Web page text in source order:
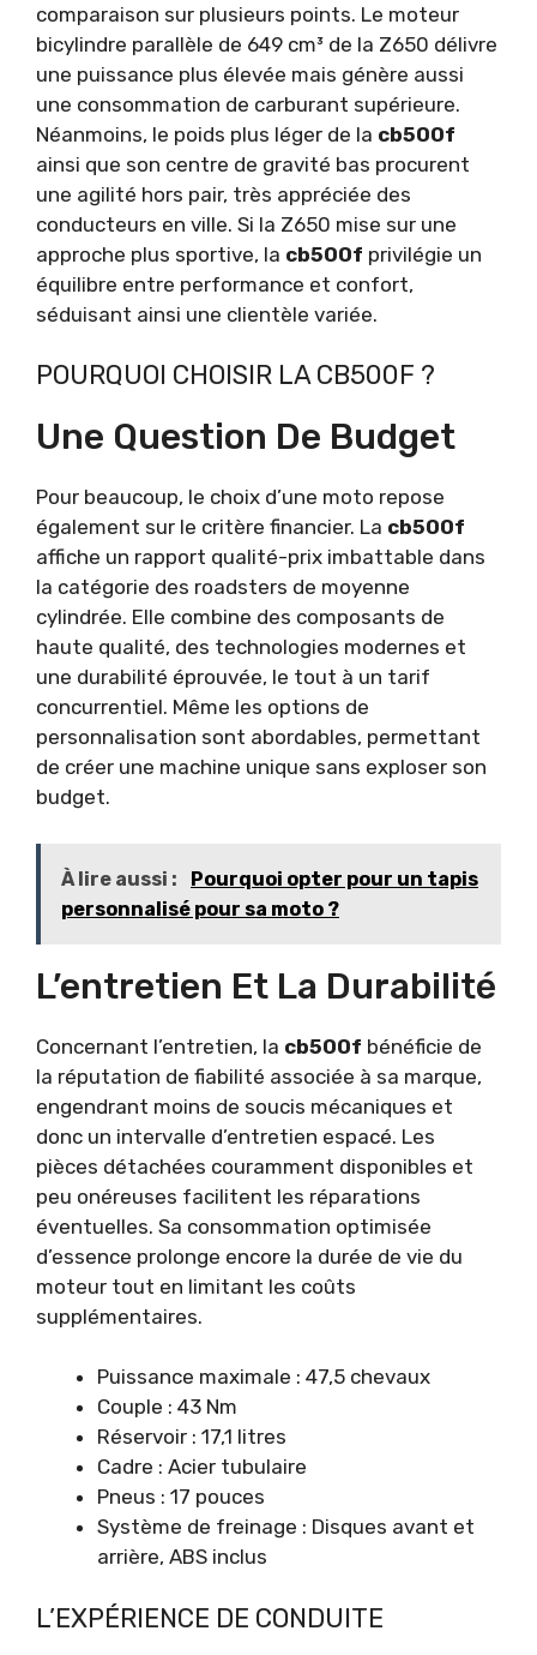
comparaison sur plusieurs points. Le moteur
bicylindre parallèle de 649 cm³ de la Z650 délivre
une puissance plus élevée mais génère aussi
une consommation de carburant supérieure.
Néanmoins, le poids plus léger de la cb500f
ainsi que son centre de gravité bas procurent
une agilité hors pair, très appréciée des
conducteurs en ville. Si la Z650 mise sur une
approche plus sportive, la cb500f privilégie un
équilibre entre performance et confort,
séduisant ainsi une clientèle variée.
POURQUOI CHOISIR LA CB500F ?
Une Question De Budget
Pour beaucoup, le choix d’une moto repose
également sur le critère financier. La cb500f
affiche un rapport qualité-prix imbattable dans
la catégorie des roadsters de moyenne
cylindrée. Elle combine des composants de
haute qualité, des technologies modernes et
une durabilité éprouvée, le tout à un tarif
concurrentiel. Même les options de
personnalisation sont abordables, permettant
de créer une machine unique sans exploser son
budget.
À lire aussi :
Pourquoi opter pour un tapis
personnalisé pour sa moto ?
L’entretien Et La Durabilité
Concernant l’entretien, la cb500f bénéficie de
la réputation de fiabilité associée à sa marque,
engendrant moins de soucis mécaniques et
donc un intervalle d’entretien espacé. Les
pièces détachées couramment disponibles et
peu onéreuses facilitent les réparations
éventuelles. Sa consommation optimisée
d’essence prolonge encore la durée de vie du
moteur tout en limitant les coûts
supplémentaires.
Puissance maximale : 47,5 chevaux
Couple : 43 Nm
Réservoir : 17,1 litres
Cadre : Acier tubulaire
Pneus : 17 pouces
Système de freinage : Disques avant et
arrière, ABS inclus
L’EXPÉRIENCE DE CONDUITE